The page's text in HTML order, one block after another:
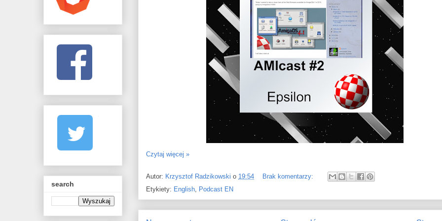
Czytaj więcej »
Autor: Krzysztof Radzikowski o 19:54
Brak komentarzy:
Etykiety: English, Podcast EN
search